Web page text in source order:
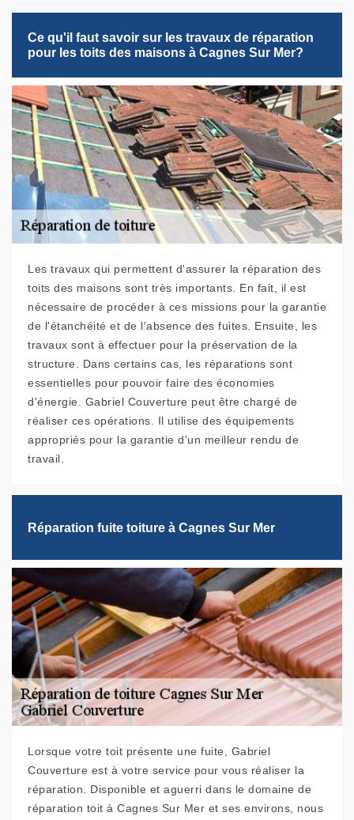
Ce qu'il faut savoir sur les travaux de réparation
pour les toits des maisons à Cagnes Sur Mer?
Les travaux qui permettent d'assurer la réparation des
toits des maisons sont très importants. En fait, il est
nécessaire de procéder à ces missions pour la garantie
de l'étanchéité et de l'absence des fuites. Ensuite, les
travaux sont à effectuer pour la préservation de la
structure. Dans certains cas, les réparations sont
essentielles pour pouvoir faire des économies
d'énergie. Gabriel Couverture peut être chargé de
réaliser ces opérations. Il utilise des équipements
appropriés pour la garantie d'un meilleur rendu de
travail.
Réparation fuite toiture à Cagnes Sur Mer
Lorsque votre toit présente une fuite, Gabriel
Couverture est à votre service pour vous réaliser la
réparation. Disponible et aguerri dans le domaine de
réparation toit à Cagnes Sur Mer et ses environs, nous